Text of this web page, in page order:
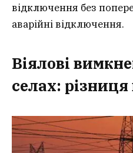
відключення без
аварійні відключення.
Віялові
селах: різниця